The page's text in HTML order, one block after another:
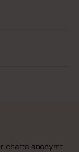
chatta anonymt